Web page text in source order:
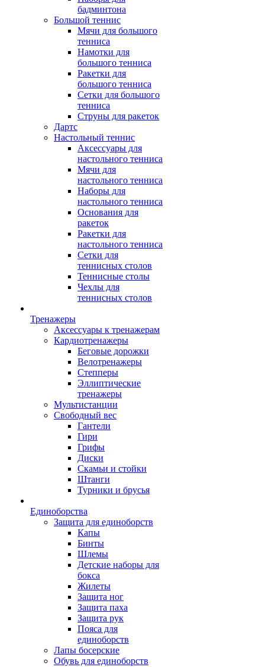
бадминтона
Большой теннис
Мячи для большого
тенниса
Намотки для
большого тенниса
Ракетки для
большого тенниса
Сетки для большого
тенниса
Струны для ракеток
Дартс
Настольный теннис
Аксессуары для
настольного тенниса
Мячи для
настольного тенниса
Наборы для
настольного тенниса
Основания для
ракеток
Ракетки для
настольного тенниса
Сетки для
теннисных столов
Теннисные столы
Чехлы для
теннисных столов
Тренажеры
Аксессуары к тренажерам
Кардиотренажеры
Беговые дорожки
Велотренажеры
Степперы
Эллиптические
тренажеры
Мультистанции
Свободный вес
Гантели
Гири
Грифы
Диски
Скамьи и стойки
Штанги
Турники и брусья
Единоборства
Защита для единоборств
Капы
Бинты
Шлемы
Детские наборы для
бокса
Жилеты
Защита ног
Защита паха
Защита рук
Пояса для
единоборств
Лапы босерские
Обувь для единоборств